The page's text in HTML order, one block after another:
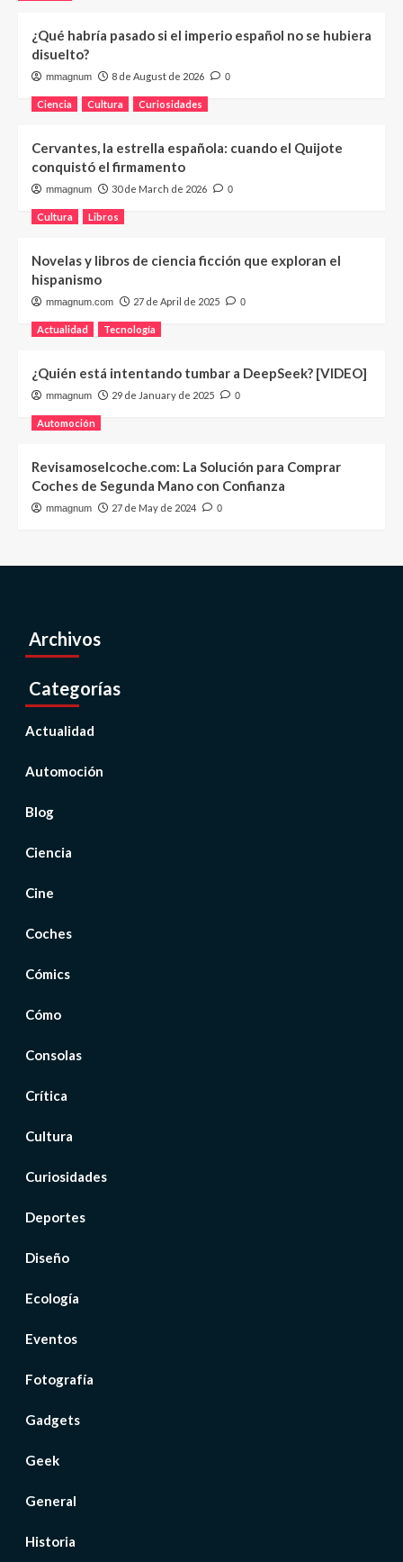
¿Qué habría pasado si el imperio español no se hubiera
disuelto?
mmagnum 8 de August de 2026 0
Ciencia Cultura Curiosidades
Cervantes, la estrella española: cuando el Quijote
conquistó el firmamento
mmagnum 30 de March de 2026 0
Cultura Libros
Novelas y libros de ciencia ficción que exploran el
hispanismo
mmagnum.com 27 de April de 2025 0
Actualidad Tecnología
¿Quién está intentando tumbar a DeepSeek? [VIDEO]
mmagnum 29 de January de 2025 0
Automoción
Revisamoselcoche.com: La Solución para Comprar
Coches de Segunda Mano con Confianza
mmagnum 27 de May de 2024 0
Archivos
Categorías
Actualidad
Automoción
Blog
Ciencia
Cine
Coches
Cómics
Cómo
Consolas
Crítica
Cultura
Curiosidades
Deportes
Diseño
Ecología
Eventos
Fotografía
Gadgets
Geek
General
Historia